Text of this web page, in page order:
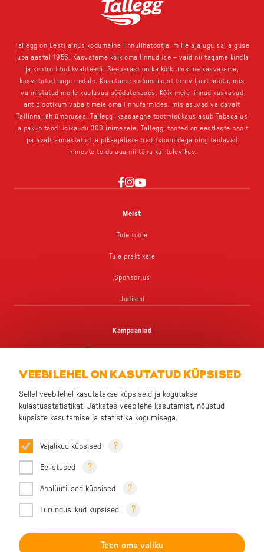
VEEBILEHEL ON KASUTATUD KÜPSISED
Sellel veebilehel kasutatakse küpsiseid ja kogutakse
külastusstatistikat. Jätkates veebilehe kasutamist, nõustud
küpsiste kasutamise ja statistika kogumisega.
Vajalikud küpsised ?
Eelistused ?
Analüütilised küpsised ?
Turunduslikud küpsised ?
Teen oma valiku
Tallegg on Eesti ainus kodumaine linnulihatootja, mille ajalugu sai alguse
juba aastal 1956. Kasvatame kõik oma linnud ise – vaid nii tagame kindla
ja kontrollitud kvaliteedi. Seepärast on ka kõik, mis me kasvatame,
kasvatatud nagu endale. Kasutame kodumaisest teraviljast sööta, mis
valmistatud meile kuuluvas söödatehases. Kõik meie linnud kasvavad
antibiootikumivabalt meie oma linnufarmides, mis asuvad valdavalt
Tallinna lähiümbruses. Talleggi kaasaegne tootmisüksus asub Tabasalus
ja pakub tööd ligikaudu 300 inimesele. Talleggi tooted on eestlaste poolt
palavalt armastatud ja pikaajaliste traditsioonidega ning täidavad
inimeste toidulaua nii täna kui tulevikus.
Meist
Tule tööle
Tule praktikale
Sponsorlus
Uudised
Kampaaniad
Väike, aga väekas
Chick Snack – Äkki snäkki
Palju maitseid, üks päikesekollane pere
Kontakt
Küpsised